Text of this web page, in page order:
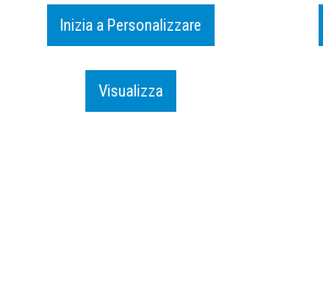
Personalizza
Visualizza